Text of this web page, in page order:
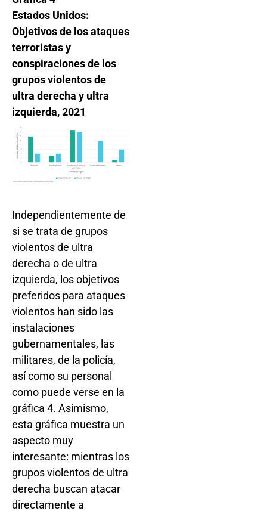
Estados Unidos:
Objetivos de los ataques
terroristas y
conspiraciones de los
grupos violentos de
ultra derecha y ultra
izquierda, 2021
Independientemente de
si se trata de grupos
violentos de ultra
derecha o de ultra
izquierda, los objetivos
preferidos para ataques
violentos han sido las
instalaciones
gubernamentales, las
militares, de la policía,
así como su personal
como puede verse en la
gráfica 4. Asimismo,
esta gráfica muestra un
aspecto muy
interesante: mientras los
grupos violentos de ultra
derecha buscan atacar
directamente a